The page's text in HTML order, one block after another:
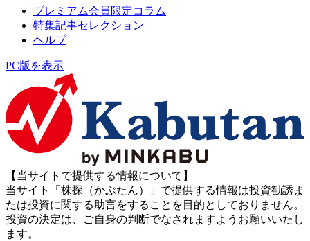
プレミアム会員限定コラム
特集記事セレクション
ヘルプ
PC版を表示
【当サイトで提供する情報について】
当サイト「株探（かぶたん）」で提供する情報は投資勧誘ま
たは投資に関する助言をすることを目的としておりません。
投資の決定は、ご自身の判断でなされますようお願いいたし
ます。